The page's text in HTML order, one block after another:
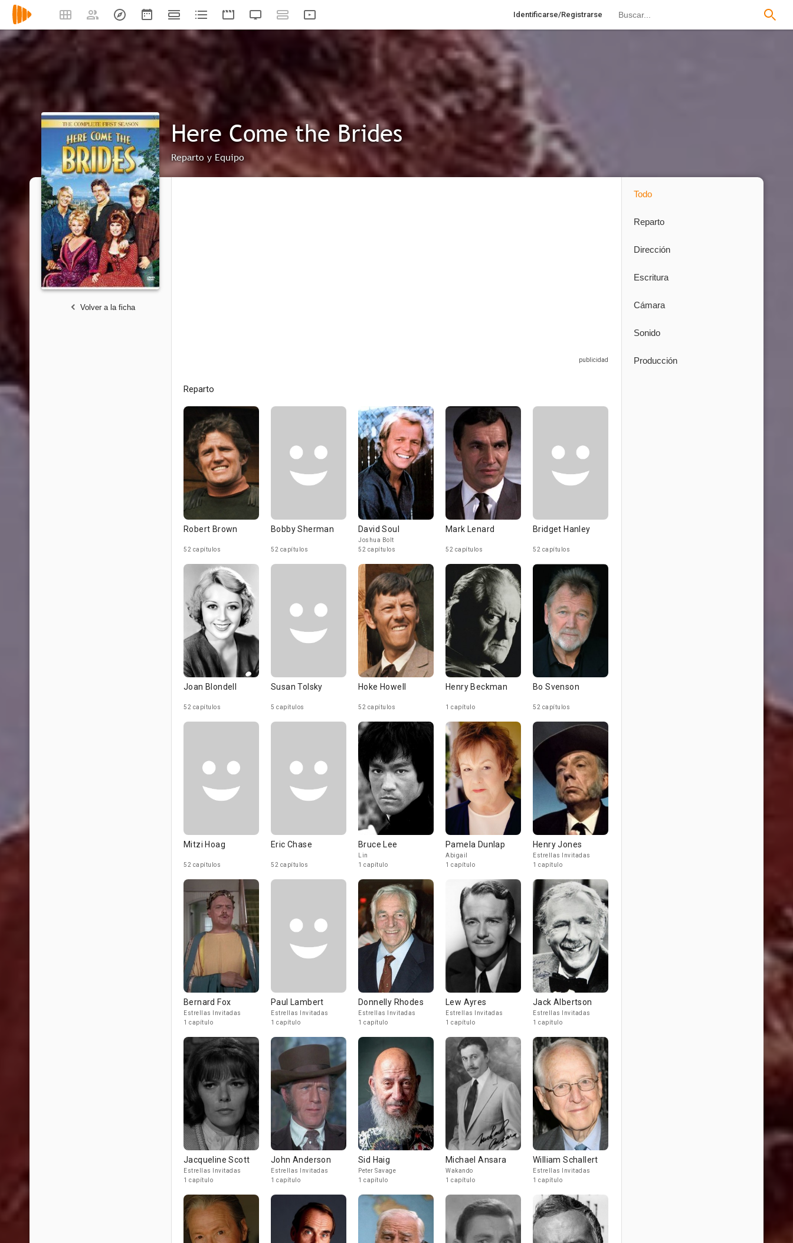
Identificarse/Registrarse
Here Come the Brides
Reparto y Equipo
Volver a la ficha
Reparto
Robert Brown
52 capítulos
Bobby Sherman
52 capítulos
David Soul
Joshua Bolt
52 capítulos
Mark Lenard
52 capítulos
Bridget Hanley
52 capítulos
Joan Blondell
52 capítulos
Susan Tolsky
5 capítulos
Hoke Howell
52 capítulos
Henry Beckman
1 capítulo
Bo Svenson
52 capítulos
Mitzi Hoag
52 capítulos
Eric Chase
52 capítulos
Bruce Lee
Lin
1 capítulo
Pamela Dunlap
Abigail
1 capítulo
Henry Jones
Estrellas Invitadas
1 capítulo
Bernard Fox
Estrellas Invitadas
1 capítulo
Paul Lambert
Estrellas Invitadas
1 capítulo
Donnelly Rhodes
Estrellas Invitadas
1 capítulo
Lew Ayres
Estrellas Invitadas
1 capítulo
Jack Albertson
Estrellas Invitadas
1 capítulo
Jacqueline Scott
Estrellas Invitadas
1 capítulo
John Anderson
Estrellas Invitadas
1 capítulo
Sid Haig
Peter Savage
1 capítulo
Michael Ansara
Wakando
1 capítulo
William Schallert
Estrellas Invitadas
1 capítulo
Todo
Reparto
Dirección
Escritura
Cámara
Sonido
Producción